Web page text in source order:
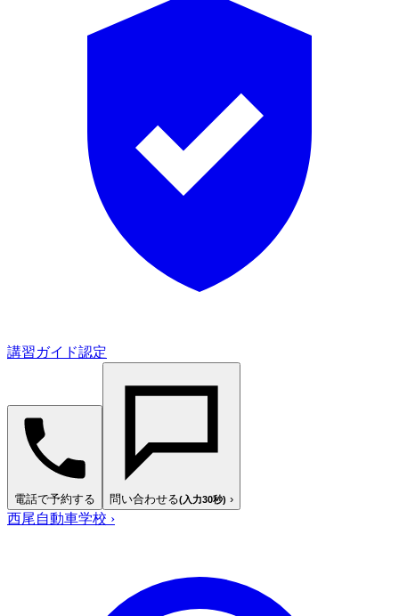
講習ガイド認定
電話で予約する 問い合わせる(入力30秒) ›
西尾自動車学校 ›